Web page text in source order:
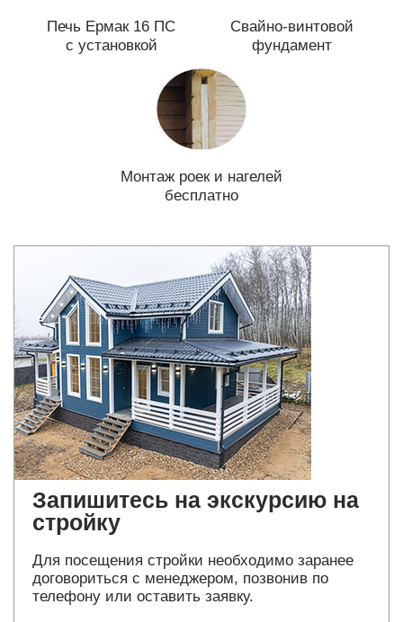
Печь Ермак 16 ПС
с установкой
Свайно-винтовой
фундамент
Монтаж роек и нагелей
бесплатно
Запишитесь на экскурсию на
стройку
Для посещения стройки необходимо заранее
договориться с менеджером, позвонив по
телефону или оставить заявку.